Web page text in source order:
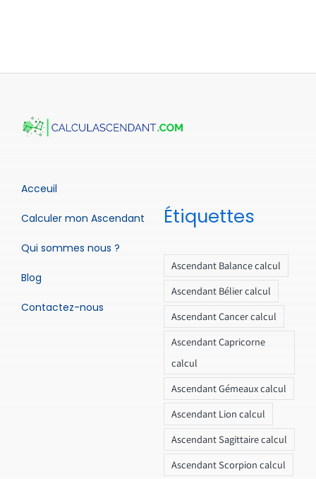
Acceuil
Calculer mon Ascendant
Qui sommes nous ?
Blog
Contactez-nous
Étiquettes
Ascendant Balance calcul
Ascendant Bélier calcul
Ascendant Cancer calcul
Ascendant Capricorne
calcul
Ascendant Gémeaux calcul
Ascendant Lion calcul
Ascendant Sagittaire calcul
Ascendant Scorpion calcul